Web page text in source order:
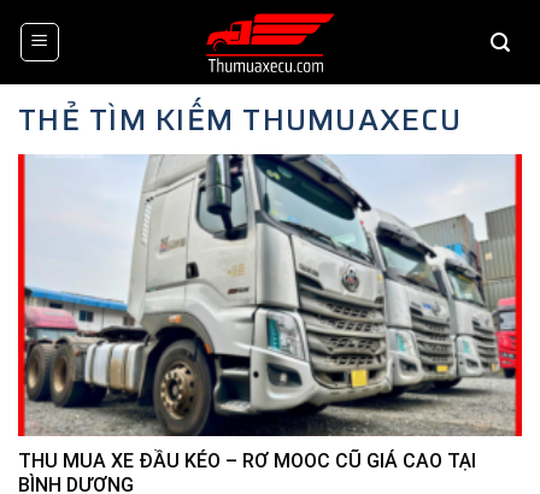
THẺ TÌM KIẾM THUMUAXECU
THU MUA XE ĐẦU KÉO – RƠ MOOC CŨ GIÁ CAO TẠI
BÌNH DƯƠNG